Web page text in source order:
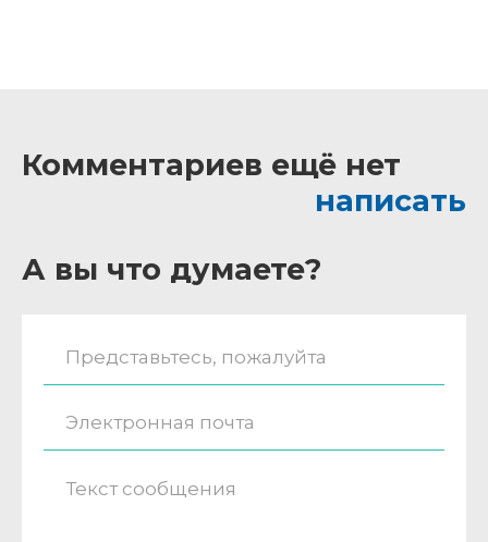
Комментариев ещё нет
написать
А вы что думаете?